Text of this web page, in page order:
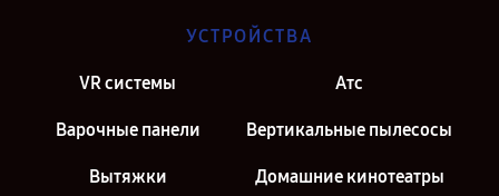
Екатеринбург
Ремонт посудомоечной машины Samsung DW60M6050BB/EG в г.
Ремонт посудомоечной машины Samsung DW60M6050BB/EG в г.
Санкт-Петербург
УСТРОЙСТВА
VR системы Атс
Варочные панели Вертикальные пылесосы
Вытяжки Домашние кинотеатры